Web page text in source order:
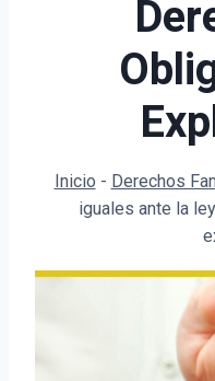
Inicio - Derechos
iguales ante la